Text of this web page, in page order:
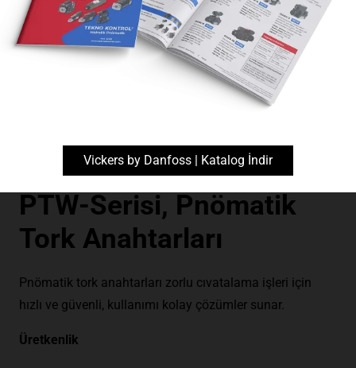
Kontrollü Sıkma Ekipmanları
PTW-Serisi, Pnömatik
Tork Anahtarları
Pnömatik tork anahtarları zorlu cıvatalama işleri için
hızlı ve güvenli, kullanımı kolay çözümler sunar.
Üretkenlik
Vickers by Danfoss | Katalog İndir